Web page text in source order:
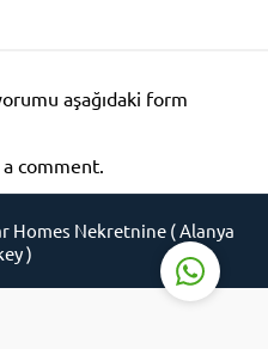
aşağıdaki form
comment.
Homes Nekretnine ( Alanya
)
Cevap Yaz